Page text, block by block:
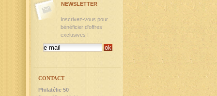
NEWSLETTER
Inscrivez-vous pour
bénéficier d'offres
exclusives !
CONTACT
Philatélie 50